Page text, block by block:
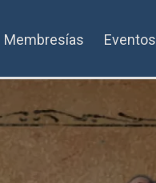
Membresías Eventos